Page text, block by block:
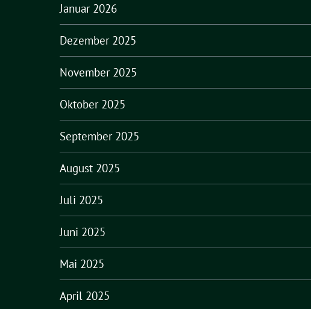
Januar 2026
Dezember 2025
November 2025
Oktober 2025
September 2025
August 2025
Juli 2025
Juni 2025
Mai 2025
April 2025